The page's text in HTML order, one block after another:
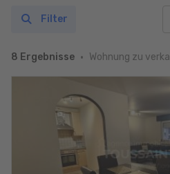
8 Ergebnisse Wohnung zu
Filter